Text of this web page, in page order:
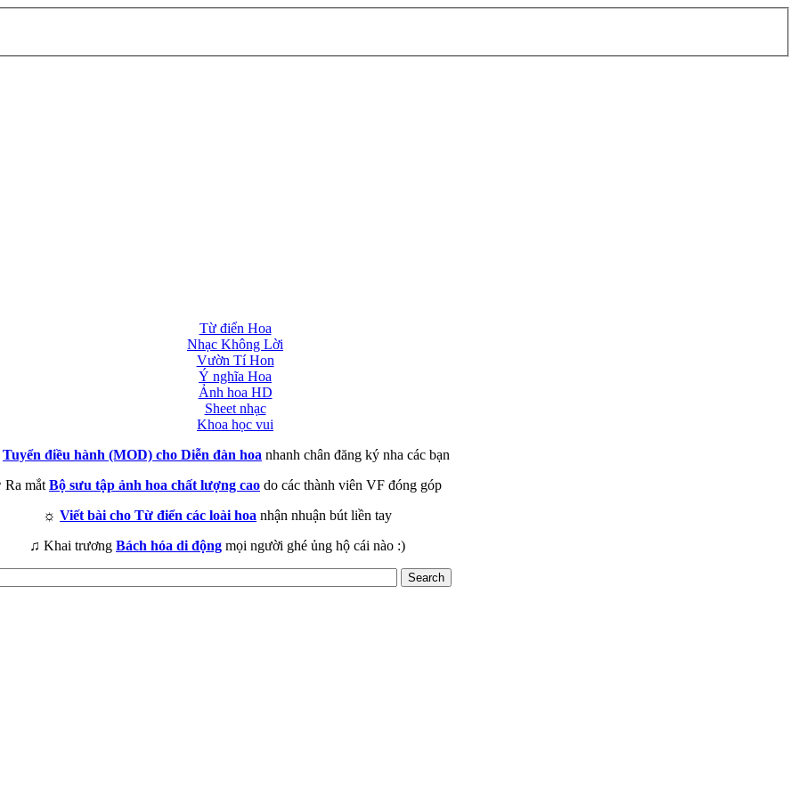
Từ điển Hoa
Nhạc Không Lời
Vườn Tí Hon
Ý nghĩa Hoa
Ảnh hoa HD
Sheet nhạc
Khoa học vui
Tuyển điều hành (MOD) cho Diễn đàn hoa nhanh chân đăng ký nha các bạn
Ra mắt Bộ sưu tập ảnh hoa chất lượng cao do các thành viên VF đóng góp
☼ Viết bài cho Từ điển các loài hoa nhận nhuận bút liền tay
♫ Khai trương Bách hóa di động mọi người ghé ủng hộ cái nào :)